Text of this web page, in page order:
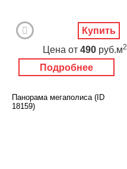
Подробнее
Цена от 490 руб.м2
Купить
Панорама мегаполиса (ID
18159)